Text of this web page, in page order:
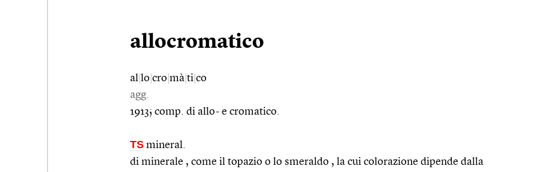
allocromatico
al lo cro mà ti co
agg.
1913; comp. di allo- e cromatico.
TS mineral.
di minerale , come il topazio o lo smeraldo , la cui colorazione dipende dalla